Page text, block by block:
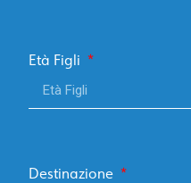
Età Figli
Destinazione